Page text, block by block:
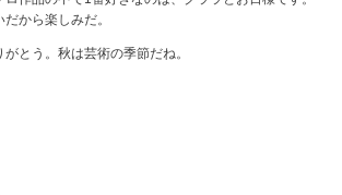
から楽しみだ。
とう。秋は芸術の季節だね。